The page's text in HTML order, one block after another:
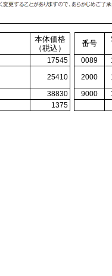
本体価格
（税込）
番号
17545 0089
25410 2000
38830 9000
1375